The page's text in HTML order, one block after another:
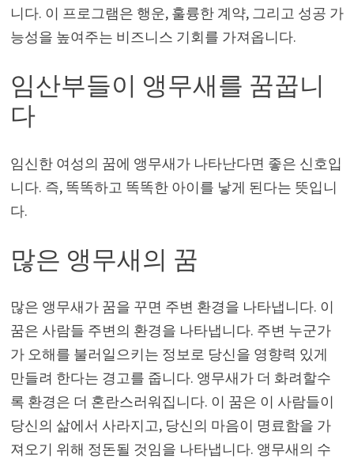
니다. 이 프로그램은 행운, 훌륭한 계약, 그리고 성공 가
능성을 높여주는 비즈니스 기회를 가져옵니다.
임산부들이 앵무새를 꿈꿉니
다
임신한 여성의 꿈에 앵무새가 나타난다면 좋은 신호입
니다. 즉, 똑똑하고 똑똑한 아이를 낳게 된다는 뜻입니
다.
많은 앵무새의 꿈
많은 앵무새가 꿈을 꾸면 주변 환경을 나타냅니다. 이
꿈은 사람들 주변의 환경을 나타냅니다. 주변 누군가
가 오해를 불러일으키는 정보로 당신을 영향력 있게
만들려 한다는 경고를 줍니다. 앵무새가 더 화려할수
록 환경은 더 혼란스러워집니다. 이 꿈은 이 사람들이
당신의 삶에서 사라지고, 당신의 마음이 명료함을 가
져오기 위해 정돈될 것임을 나타냅니다. 앵무새의 수